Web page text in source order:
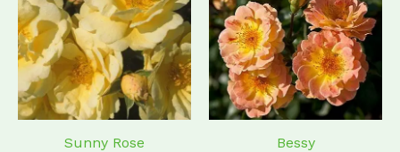
Sunny Rose
has
multiple
variants.
The
options
may
Bessy
has
The
options
may